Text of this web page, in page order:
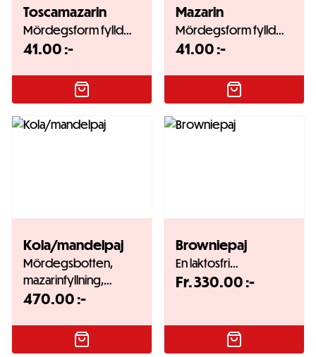
Toscamazarin
Mördegsform fylld…
41.00 :-
Mazarin
Mördegsform fylld…
41.00 :-
Kola/mandelpaj
Mördegsbotten,
mazarinfyllning,…
470.00 :-
Browniepaj
En laktosfri…
Fr.330.00 :-